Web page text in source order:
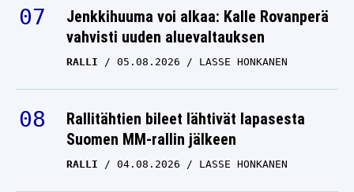
Jenkkihuuma voi alkaa: Kalle Rovanperä
vahvisti uuden aluevaltauksen
RALLI 05.08.2026 LASSE HONKANEN
Rallitähtien bileet lähtivät lapasesta
Suomen MM-rallin jälkeen
RALLI 04.08.2026 LASSE HONKANEN